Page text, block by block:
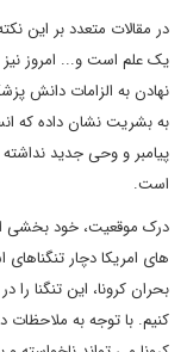
در مقالات متعدد بر این
یک علم است و... امروز نیز
نهادن به الزامات دانش
به بشریت نشان داده که
پیامبر و وحی جدید
است.
درک موقعیت، خود بخشی
های امریکا دچار تنگناهای
بحران کرونا، این تنگنا
کنیم. با توجه به